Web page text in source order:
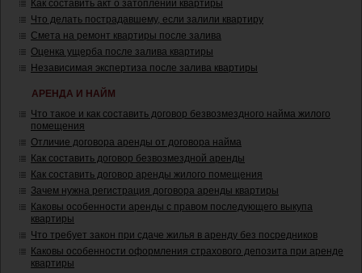
Как составить акт о затоплении квартиры
Что делать пострадавшему, если залили квартиру
Смета на ремонт квартиры после залива
Оценка ущерба после залива квартиры
Независимая экспертиза после залива квартиры
АРЕНДА И НАЙМ
Что такое и как составить договор безвозмездного найма жилого
помещения
Отличие договора аренды от договора найма
Как составить договор безвозмездной аренды
Как составить договор аренды жилого помещения
Зачем нужна регистрация договора аренды квартиры
Каковы особенности аренды с правом последующего выкупа
квартиры
Что требует закон при сдаче жилья в аренду без посредников
Каковы особенности оформления страхового депозита при аренде
квартиры